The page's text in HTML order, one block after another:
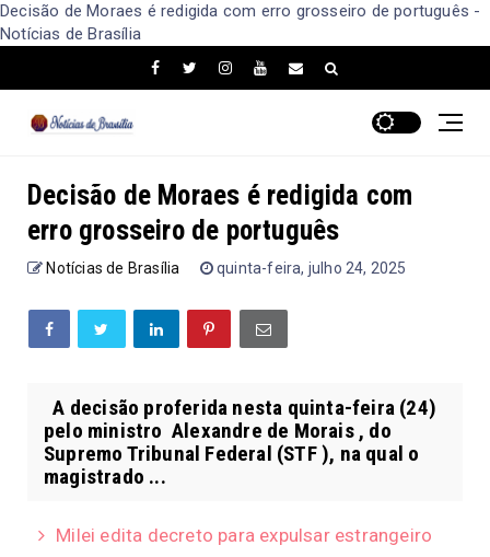
Decisão de Moraes é redigida com erro grosseiro de português -
Notícias de Brasília
Decisão de Moraes é redigida com
erro grosseiro de português
Notícias de Brasília quinta-feira, julho 24, 2025
A decisão proferida nesta quinta-feira (24)
pelo ministro Alexandre de Morais , do
Supremo Tribunal Federal (STF ), na qual o
magistrado ...
Milei edita decreto para expulsar estrangeiro